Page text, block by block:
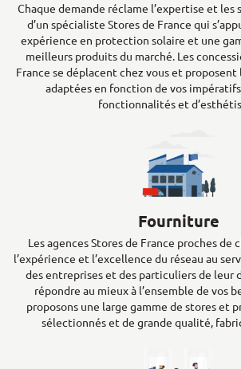
Chaque demande réclame l’expertise et les
d’un spécialiste Stores de France qui
expérience en protection solaire et une
meilleurs produits du marché. Les
France se déplacent chez vous et proposent
adaptées en fonction de vos
fonctionnalités et
Fourniture
Les agences Stores de France proches de
l’expérience et l’excellence du réseau au
des entreprises et des particuliers de leur
répondre au mieux à l’ensemble de vos
proposons une large gamme de stores et
sélectionnés et de grande qualité,